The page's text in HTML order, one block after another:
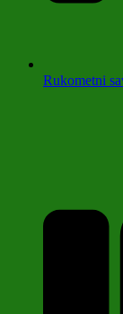
Rukometni